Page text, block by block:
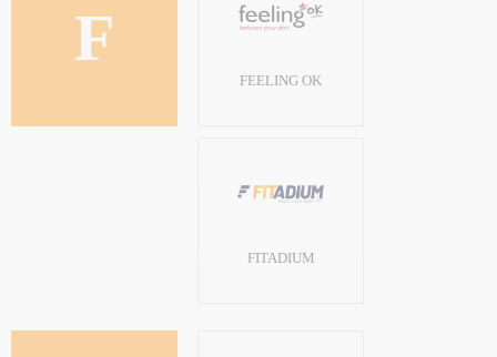
F
FEELING OK
FITADIUM